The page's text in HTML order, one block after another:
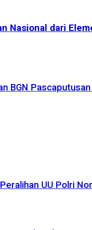
Nasional dari
BGN
UU Polri